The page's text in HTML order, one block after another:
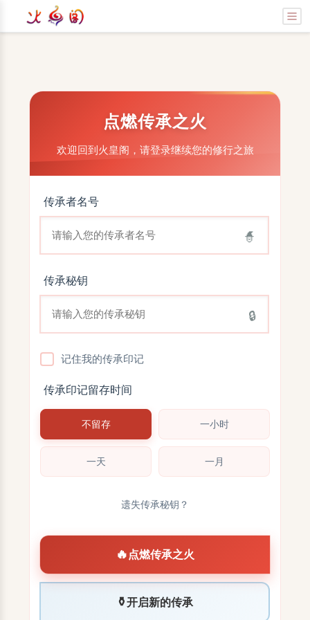
点燃传承之火
欢迎回到火皇阁，请登录继续您的修行之旅
传承者名号
🧙
传承秘钥
🔒
记住我的传承印记
传承印记留存时间
不留存 一小时
一天 一月
遗失传承秘钥？
🔥 点燃传承之火
⚱️开启新的传承